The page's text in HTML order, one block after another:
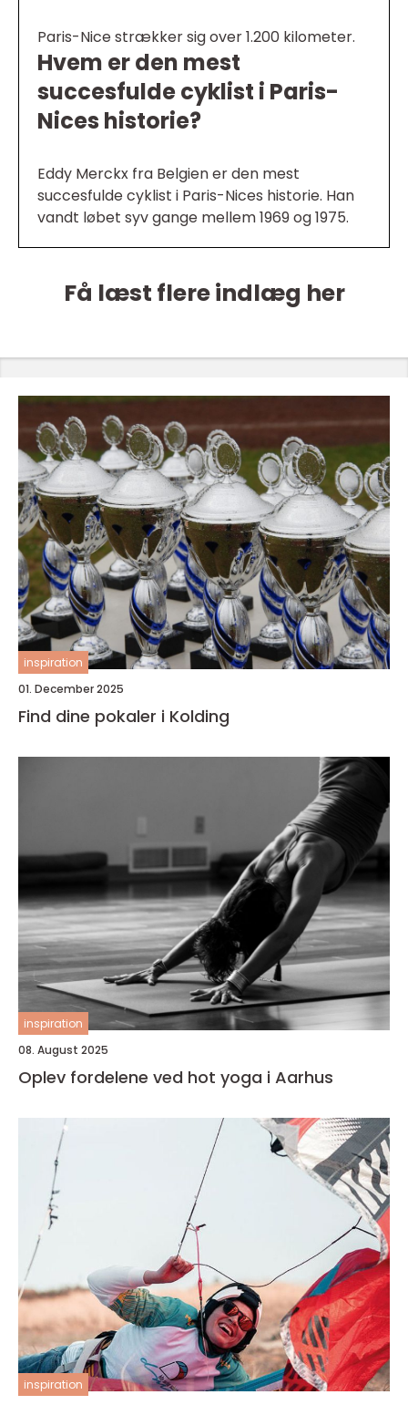
Paris-Nice strækker sig over 1.200 kilometer.
Hvem er den mest
succesfulde cyklist i Paris-
Nices historie?
Eddy Merckx fra Belgien er den mest
succesfulde cyklist i Paris-Nices historie. Han
vandt løbet syv gange mellem 1969 og 1975.
Få læst flere indlæg her
inspiration
01. December 2025
Find dine pokaler i Kolding
inspiration
08. August 2025
Oplev fordelene ved hot yoga i Aarhus
inspiration